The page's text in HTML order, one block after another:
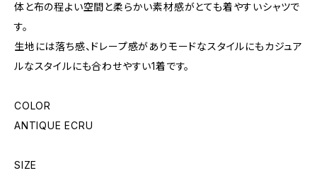
体と布の程よい空間と柔らかい素材感がとても着やすいシャツで
す。
生地には落ち感、ドレープ感がありモードなスタイルにもカジュア
ルなスタイルにも合わせやすい1着です。
COLOR
ANTIQUE ECRU
SIZE